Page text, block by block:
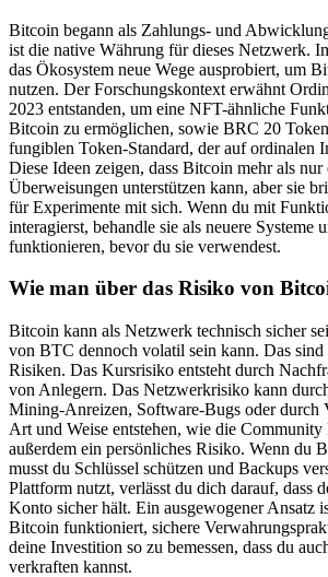
Bitcoin begann als Zahlungs- und
ist die native Währung für dieses Netzwerk.
das Ökosystem neue Wege ausprobiert, um
nutzen. Der Forschungskontext erwähnt
2023 entstanden, um eine NFT-ähnliche
Bitcoin zu ermöglichen, sowie BRC 20
fungiblen Token-Standard, der auf ordinalen
Diese Ideen zeigen, dass Bitcoin mehr als nur
Überweisungen unterstützen kann, aber sie
für Experimente mit sich. Wenn du mit
interagierst, behandle sie als neuere Systeme
funktionieren, bevor du sie verwendest.
Wie man über das Risiko von
Bitcoin kann als Netzwerk technisch sicher
von BTC dennoch volatil sein kann. Das sind
Risiken. Das Kursrisiko entsteht durch
von Anlegern. Das Netzwerkrisiko kann
Mining-Anreizen, Software-Bugs oder durch
Art und Weise entstehen, wie die
außerdem ein persönliches Risiko. Wenn du
musst du Schlüssel schützen und Backups
Plattform nutzt, verlässt du dich darauf, dass
Konto sicher hält. Ein ausgewogener Ansatz
Bitcoin funktioniert, sichere
deine Investition so zu bemessen, dass du
verkraften kannst.